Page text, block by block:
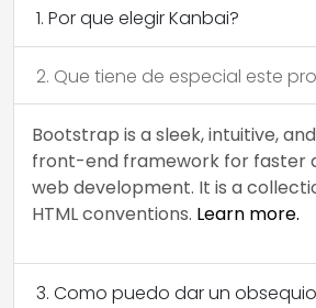
1. Por que elegir Kanbai?
2. Que tiene de especial este
Bootstrap is a sleek, intuitive,
front-end framework for faster
web development. It is a
HTML conventions. Learn more.
3. Como puedo dar un